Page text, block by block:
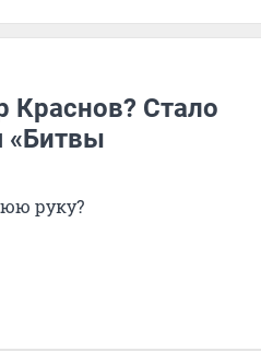
Краснов? Стало
«Битвы
руку?